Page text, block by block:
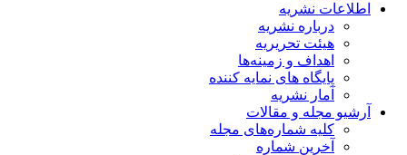
نشریه
درباره نشریه
هیئت تحریریه
اهداف و زمینه‌ها
پایگاه های نمایه کننده
آمار نشریه
مجله و مقالات
کلیه شماره‌های مجله
آخرین شماره